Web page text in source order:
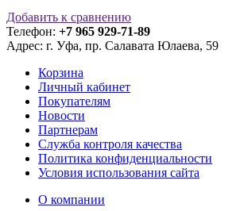
Добавить к сравнению
Телефон: +7 965 929-71-89
Адрес: г. Уфа, пр. Салавата Юлаева, 59
Корзина
Личный кабинет
Покупателям
Новости
Партнерам
Служба контроля качества
Политика конфиденциальности
Условия использования сайта
О компании